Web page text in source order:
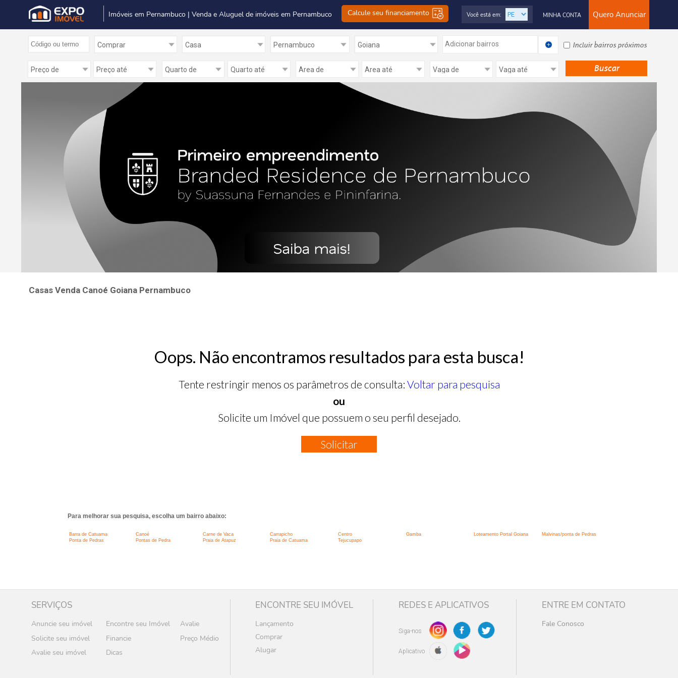
Imóveis em Pernambuco | Venda e Aluguel de imóveis em Pernambuco Calcule seu financiamento Quero Anunciar
MINHA CONTA
Você está em:
Adicionar bairros Incluir bairros próximos
Casas Venda Canoé Goiana Pernambuco
Oops. Não encontramos resultados para esta busca!
Tente restringir menos os parâmetros de consulta: Voltar para pesquisa
ou
Solicite um Imóvel que possuem o seu perfil desejado.
Solicitar
Para melhorar sua pesquisa, escolha um bairro abaixo:
Barra de Catuama Canoé Carne de Vaca Carrapicho Centro Gamba Loteamento Portal Goiana
Malvinas/ponta de Pedras
Ponta de Pedras
Pontas de Pedra Praia de Atapuz Praia de Catuama Tejucupapo
SERVIÇOS
Anuncie seu imóvel Encontre seu Imóvel
Avalie
Solicite seu imóvel
Financie
Preço Médio
Avalie seu imóvel
Dicas
ENCONTRE SEU IMÓVEL
Lançamento
Comprar
Alugar
REDES E APLICATIVOS
Siga-nos
Aplicativo
ENTRE EM CONTATO
Fale Conosco